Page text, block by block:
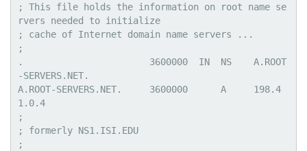
; This file holds the information on root name se
rvers needed to initialize
; cache of Internet domain name servers ...
;
.			3600000  IN  NS    A.ROOT
-SERVERS.NET.
A.ROOT-SERVERS.NET.	3600000      A     198.4
1.0.4
;
; formerly NS1.ISI.EDU
;